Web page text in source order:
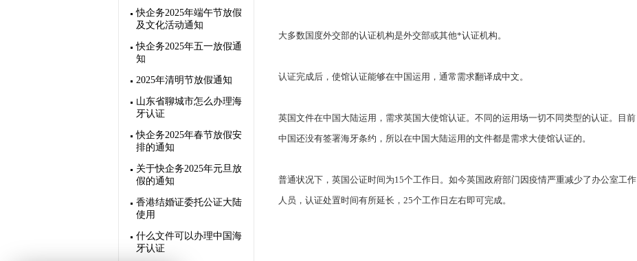
快企务2025年端午节放假
及文化活动通知
快企务2025年五一放假通
知
2025年清明节放假通知
山东省聊城市怎么办理海
牙认证
快企务2025年春节放假安
排的通知
关于快企务2025年元旦放
假的通知
香港结婚证委托公证大陆
使用
什么文件可以办理中国海
牙认证
大多数国度外交部的认证机构是外交部或其他*认证机构。
认证完成后，使馆认证能够在中国运用，通常需求翻译成中文。
英国文件在中国大陆运用，需求英国大使馆认证。不同的运用场一切不同类型的认证。目前
中国还没有签署海牙条约，所以在中国大陆运用的文件都是需求大使馆认证的。
普通状况下，英国公证时间为15个工作日。如今英国政府部门因疫情严重减少了办公室工作
人员，认证处置时间有所延长， 25个工作日左右即可完成。